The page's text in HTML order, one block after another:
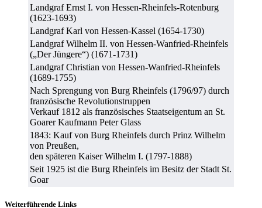
Landgraf Ernst I. von Hessen-Rheinfels-Rotenburg
(1623-1693)
Landgraf Karl von Hessen-Kassel (1654-1730)
Landgraf Wilhelm II. von Hessen-Wanfried-Rheinfels
(„Der Jüngere“) (1671-1731)
Landgraf Christian von Hessen-Wanfried-Rheinfels
(1689-1755)
Nach Sprengung von Burg Rheinfels (1796/97) durch
französische Revolutionstruppen
Verkauf 1812 als französisches Staatseigentum an St.
Goarer Kaufmann Peter Glass
1843: Kauf von Burg Rheinfels durch Prinz Wilhelm
von Preußen,
den späteren Kaiser Wilhelm I. (1797-1888)
Seit 1925 ist die Burg Rheinfels im Besitz der Stadt St.
Goar
Weiterführende Links